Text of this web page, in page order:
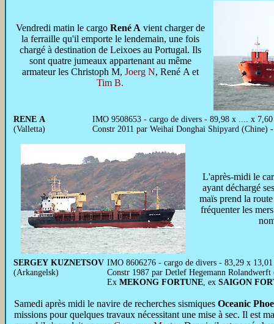
Vendredi matin le cargo René A vient charger de
la ferraille qu'il emporte le lendemain, une fois
chargé à destination de Leixoes au Portugal. Ils
sont quatre jumeaux appartenant au même
armateur les Christoph M, Joerg N, René A et
Tim B.
RENE A
(Valletta)
IMO 9508653 - cargo de divers - 89,98 x .... x
Constr 2011 par Weihai Donghai Shipyard
L'après-midi le
ayant déchargé
maïs prend la
fréquenter les
SERGEY KUZNETSOV
(Arkangelsk)
IMO 8606276 - cargo de divers - 83,29 x
Constr 1987 par Detlef Hegemann
Ex MEKONG FORTUNE, ex SAIGON
Samedi après midi le navire de recherches sismiques Oceanic
missions pour quelques travaux nécessitant une mise à sec. Il est